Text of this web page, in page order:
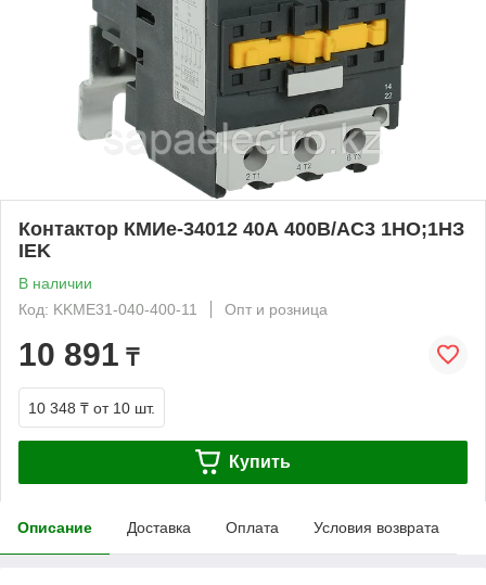
Контактор КМИе-34012 40А 400В/АС3 1НО;1НЗ
IEK
В наличии
Код: KKME31-040-400-11
Опт и розница
10 891 ₸
10 348 ₸ от 10 шт.
Купить
Описание Доставка Оплата Условия возврата